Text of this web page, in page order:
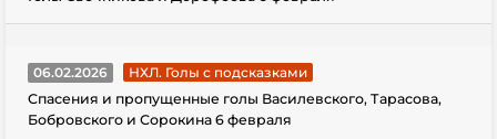
06.02.2026
НХЛ. Голы с подсказками
Спасения и пропущенные голы Василевского, Тарасова,
Бобровского и Сорокина 6 февраля